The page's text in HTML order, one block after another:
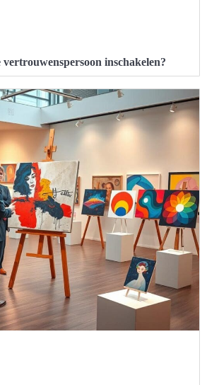
inschakelen?